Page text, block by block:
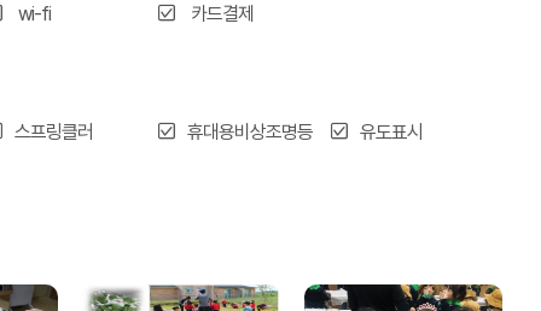
wi-fi
카드결제
스프링클러 휴대용비상조명등 유도표시